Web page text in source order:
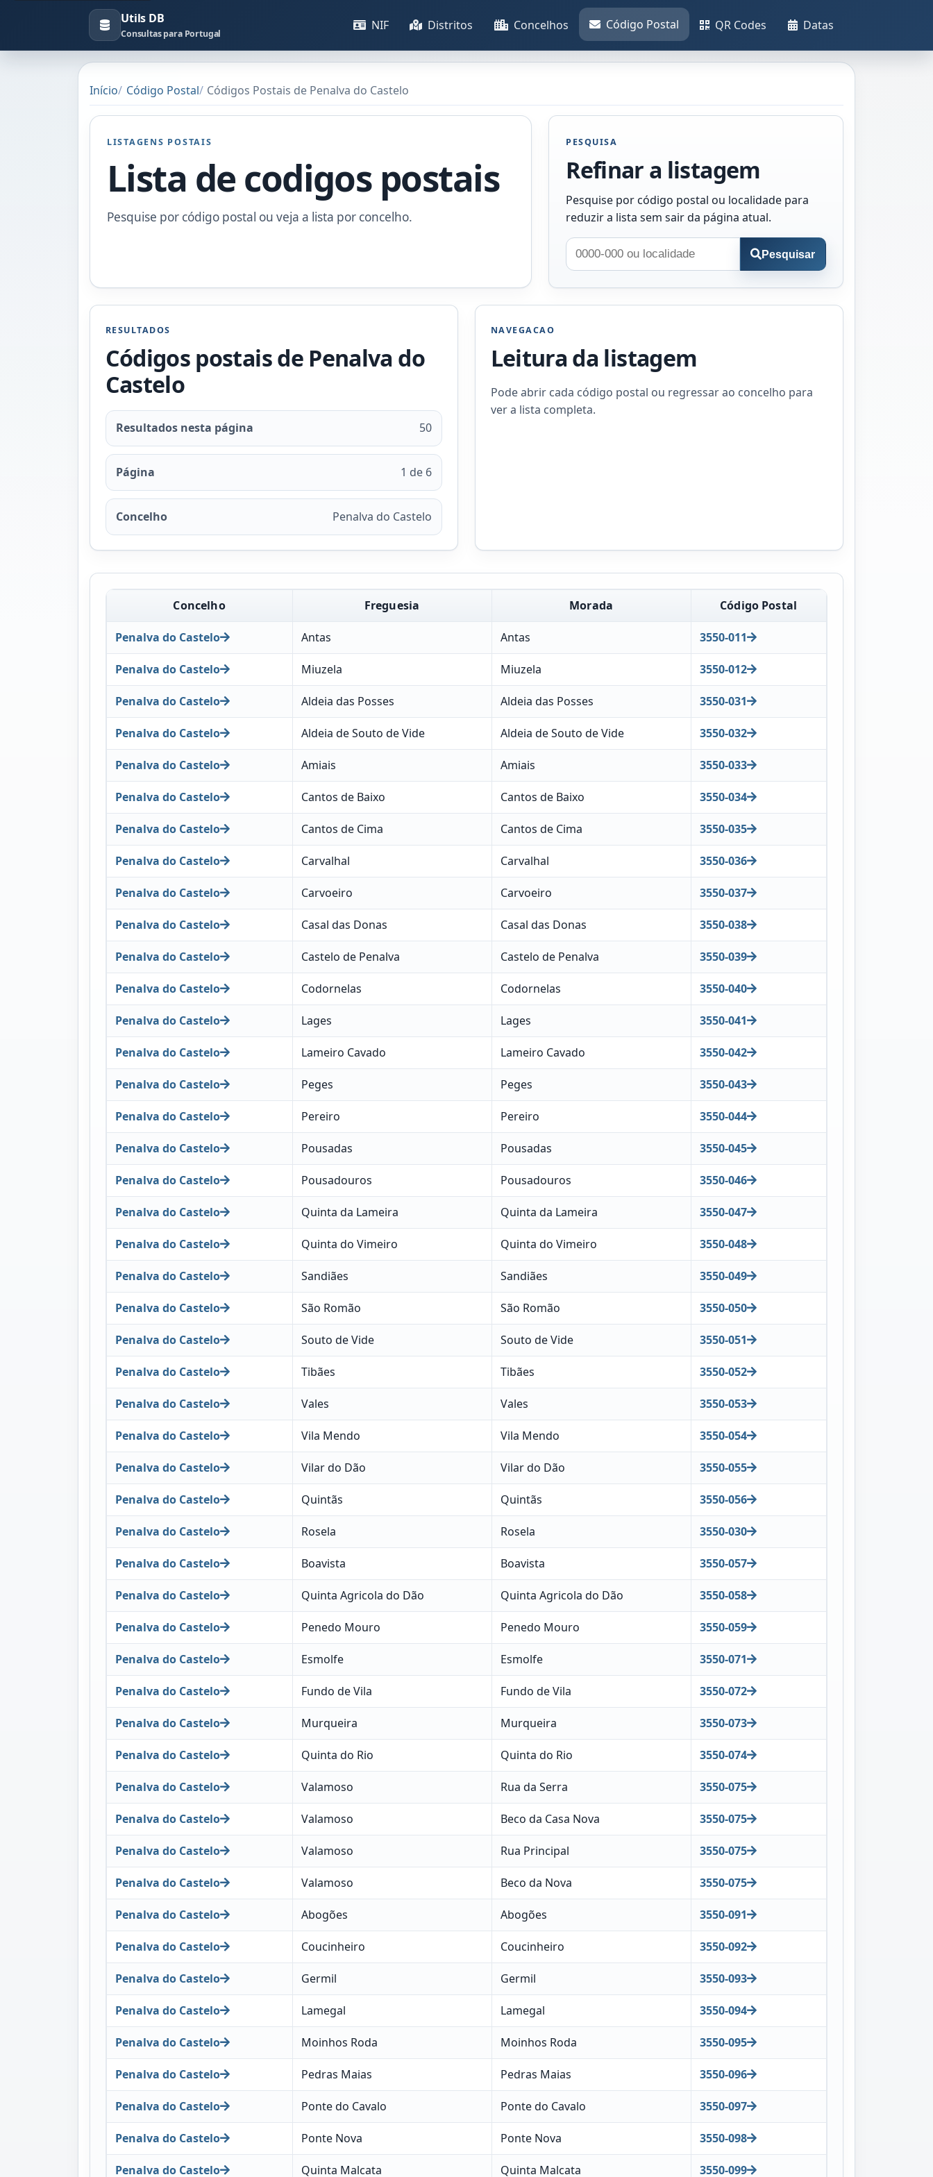
Utils DB
Consultas para Portugal
NIF Distritos Concelhos Código Postal QR Codes Datas
Início Código Postal Códigos Postais de Penalva do Castelo
LISTAGENS POSTAIS
Lista de codigos postais
Pesquise por código postal ou veja a lista por concelho.
PESQUISA
Refinar a listagem
Pesquise por código postal ou localidade para
reduzir a lista sem sair da página atual.
Pesquisar
RESULTADOS
Códigos postais de Penalva do
Castelo
Resultados nesta página 50
Página 1 de 6
Concelho Penalva do Castelo
NAVEGACAO
Leitura da listagem
Pode abrir cada código postal ou regressar ao concelho para
ver a lista completa.
Concelho Freguesia Morada Código Postal
Penalva do Castelo Antas Antas 3550-011
Penalva do Castelo Miuzela Miuzela 3550-012
Penalva do Castelo Aldeia das Posses Aldeia das Posses 3550-031
Penalva do Castelo Aldeia de Souto de Vide Aldeia de Souto de Vide 3550-032
Penalva do Castelo Amiais Amiais 3550-033
Penalva do Castelo Cantos de Baixo Cantos de Baixo 3550-034
Penalva do Castelo Cantos de Cima Cantos de Cima 3550-035
Penalva do Castelo Carvalhal Carvalhal 3550-036
Penalva do Castelo Carvoeiro Carvoeiro 3550-037
Penalva do Castelo Casal das Donas Casal das Donas 3550-038
Penalva do Castelo Castelo de Penalva Castelo de Penalva 3550-039
Penalva do Castelo Codornelas Codornelas 3550-040
Penalva do Castelo Lages Lages 3550-041
Penalva do Castelo Lameiro Cavado Lameiro Cavado 3550-042
Penalva do Castelo Peges Peges 3550-043
Penalva do Castelo Pereiro Pereiro 3550-044
Penalva do Castelo Pousadas Pousadas 3550-045
Penalva do Castelo Pousadouros Pousadouros 3550-046
Penalva do Castelo Quinta da Lameira Quinta da Lameira 3550-047
Penalva do Castelo Quinta do Vimeiro Quinta do Vimeiro 3550-048
Penalva do Castelo Sandiães Sandiães 3550-049
Penalva do Castelo São Romão São Romão 3550-050
Penalva do Castelo Souto de Vide Souto de Vide 3550-051
Penalva do Castelo Tibães Tibães 3550-052
Penalva do Castelo Vales Vales 3550-053
Penalva do Castelo Vila Mendo Vila Mendo 3550-054
Penalva do Castelo Vilar do Dão Vilar do Dão 3550-055
Penalva do Castelo Quintãs Quintãs 3550-056
Penalva do Castelo Rosela Rosela 3550-030
Penalva do Castelo Boavista Boavista 3550-057
Penalva do Castelo Quinta Agricola do Dão Quinta Agricola do Dão 3550-058
Penalva do Castelo Penedo Mouro Penedo Mouro 3550-059
Penalva do Castelo Esmolfe Esmolfe 3550-071
Penalva do Castelo Fundo de Vila Fundo de Vila 3550-072
Penalva do Castelo Murqueira Murqueira 3550-073
Penalva do Castelo Quinta do Rio Quinta do Rio 3550-074
Penalva do Castelo Valamoso Rua da Serra 3550-075
Penalva do Castelo Valamoso Beco da Casa Nova 3550-075
Penalva do Castelo Valamoso Rua Principal 3550-075
Penalva do Castelo Valamoso Beco da Nova 3550-075
Penalva do Castelo Abogões Abogões 3550-091
Penalva do Castelo Coucinheiro Coucinheiro 3550-092
Penalva do Castelo Germil Germil 3550-093
Penalva do Castelo Lamegal Lamegal 3550-094
Penalva do Castelo Moinhos Roda Moinhos Roda 3550-095
Penalva do Castelo Pedras Maias Pedras Maias 3550-096
Penalva do Castelo Ponte do Cavalo Ponte do Cavalo 3550-097
Penalva do Castelo Ponte Nova Ponte Nova 3550-098
Penalva do Castelo Quinta Malcata Quinta Malcata 3550-099